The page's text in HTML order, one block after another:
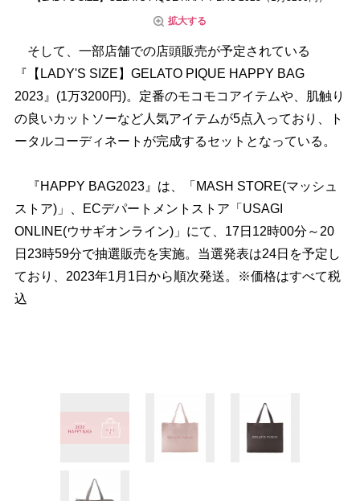
拡大する
そして、一部店舗での店頭販売が予定されている
『【LADY'S SIZE】GELATO PIQUE HAPPY BAG
2023』(1万3200円)。定番のモコモコアイテムや、肌触り
の良いカットソーなど人気アイテムが5点入っており、ト
ータルコーディネートが完成するセットとなっている。
『HAPPY BAG2023』は、「MASH STORE(マッシュ
ストア)」、ECデパートメントストア「USAGI
ONLINE(ウサギオンライン)」にて、17日12時00分～20
日23時59分で抽選販売を実施。当選発表は24日を予定し
ており、2023年1月1日から順次発送。※価格はすべて税
込